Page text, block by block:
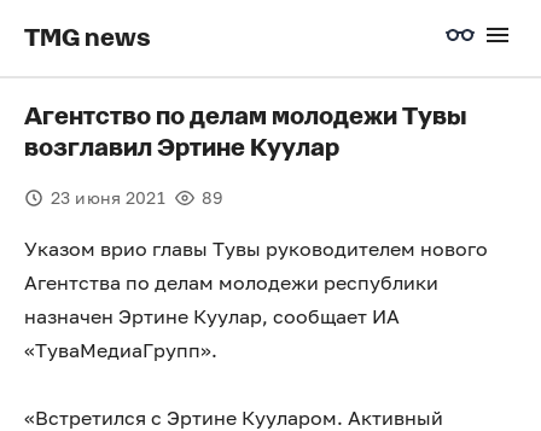
TMG news
Агентство по делам молодежи Тувы
возглавил Эртине Куулар
23 июня 2021 89
Указом врио главы Тувы руководителем нового
Агентства по делам молодежи республики
назначен Эртине Куулар, сообщает ИА
«ТуваМедиаГрупп».
«Встретился с Эртине Кууларом. Активный